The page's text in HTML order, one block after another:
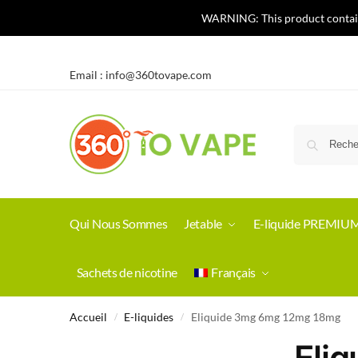
Email : info@360tovape.com
Qui Nous Sommes Jetable E-liquide
Sachets de nicotine Français
WARNING: This product
Accueil / E-liquides / Eliquide 3mg 6mg 12mg 18mg